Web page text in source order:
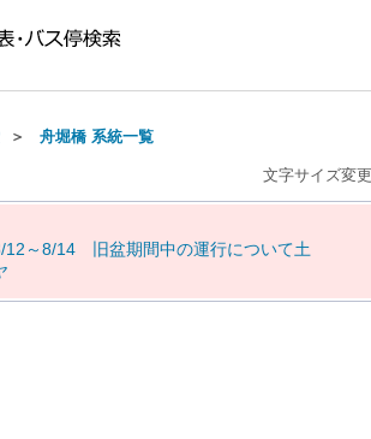
＞ 舟堀橋 系統一覧
文字サイズ変更
/1 2 ～8/14 旧盆期間中の運行について土